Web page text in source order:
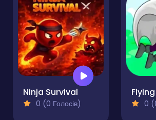
Ninja Survival
0 (0 Голосів) 0